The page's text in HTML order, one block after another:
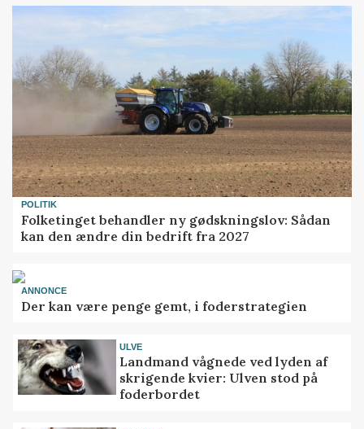
POLITIK
Folketinget behandler ny gødskningslov: Sådan
kan den ændre din bedrift fra 2027
ANNONCE
Der kan være penge gemt, i foderstrategien
ULVE
Landmand vågnede ved lyden af
skrigende kvier: Ulven stod på
foderbordet